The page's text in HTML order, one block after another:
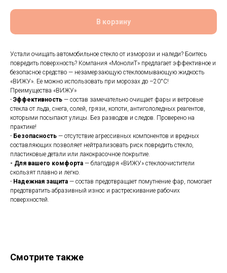
В корзину
Устали очищать автомобильное стекло от изморози и наледи? Боитесь
повредить поверхность? Компания «МонолиТ» предлагает эффективное и
безопасное средство — незамерзающую стеклоомывающую жидкость
«ВИЖУ». Ее можно использовать при морозах до –20°С!
Преимущества «ВИЖУ»
- Эффективность — состав замечательно очищает фары и ветровые
стекла от льда, снега, солей, грязи, копоти, антигололедных реагентов,
которыми посыпают улицы. Без разводов и следов. Проверено на
практике!
- Безопасность — отсутствие агрессивных компонентов и вредных
составляющих позволяет нейтрализовать риск повредить стекло,
пластиковые детали или лакокрасочное покрытие.
- Для вашего комфорта — благодаря «ВИЖУ» стеклоочистители
скользят плавно и легко.
- Надежная защита — состав предотвращает помутнение фар, помогает
предотвратить абразивный износ и растрескивание рабочих
поверхностей.
Смотрите также